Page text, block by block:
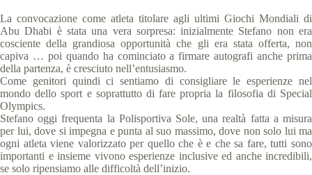
La convocazione come atleta titolare agli ultimi Giochi Mondiali di
Abu Dhabi è stata una vera sorpresa: inizialmente Stefano non era
cosciente della grandiosa opportunità che gli era stata offerta, non
capiva … poi quando ha cominciato a firmare autografi anche prima
della partenza, è cresciuto nell’entusiasmo.
Come genitori quindi ci sentiamo di consigliare le esperienze nel
mondo dello sport e soprattutto di fare propria la filosofia di Special
Olympics.
Stefano oggi frequenta la Polisportiva Sole, una realtà fatta a misura
per lui, dove si impegna e punta al suo massimo, dove non solo lui ma
ogni atleta viene valorizzato per quello che è e che sa fare, tutti sono
importanti e insieme vivono esperienze inclusive ed anche incredibili,
se solo ripensiamo alle difficoltà dell’inizio.